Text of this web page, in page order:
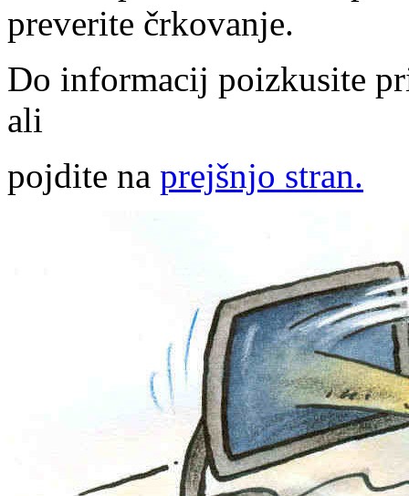
preverite črkovanje.
Do informacij poizkusite
ali
pojdite na prejšnjo stran.